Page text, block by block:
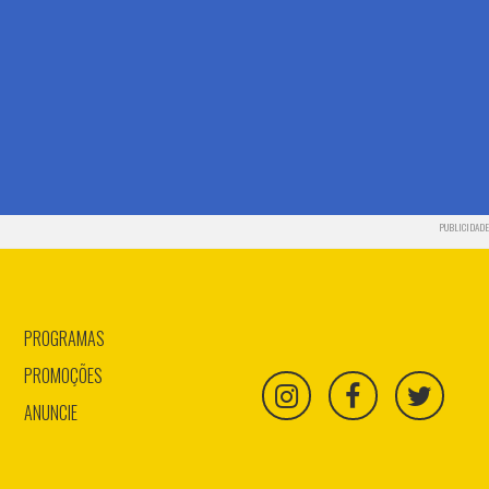
PUBLICIDADE
PROGRAMAS
PROMOÇÕES
ANUNCIE